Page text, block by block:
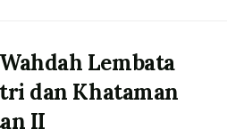
Lembata
dan Khataman
II